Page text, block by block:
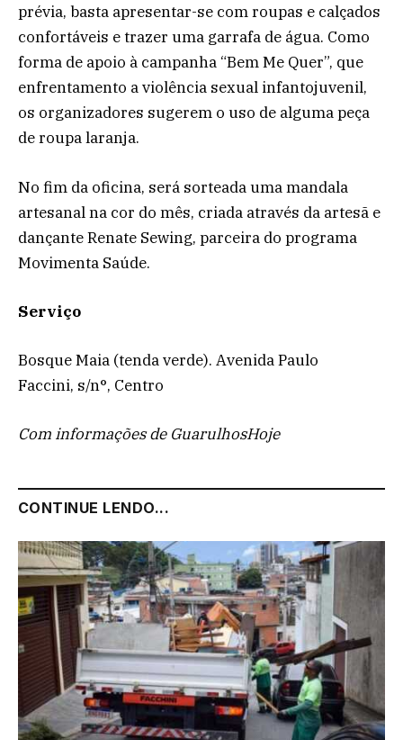
prévia, basta apresentar-se com roupas e calçados
confortáveis e trazer uma garrafa de água. Como
forma de apoio à campanha “Bem Me Quer”, que
enfrentamento a violência sexual infantojuvenil,
os organizadores sugerem o uso de alguma peça
de roupa laranja.
No fim da oficina, será sorteada uma mandala
artesanal na cor do mês, criada através da artesã e
dançante Renate Sewing, parceira do programa
Movimenta Saúde.
Serviço
Bosque Maia (tenda verde). Avenida Paulo
Faccini, s/n°, Centro
Com informações de GuarulhosHoje
CONTINUE LENDO...